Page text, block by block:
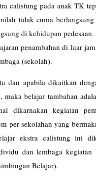
calistung pada anak TK
tidak cuma
di kehidupan
penambahan di luar
(sekolah).
dan apabila dikaitkan
maka belajar tambahan
dikarnakan kegiatan
per sekolahan yang
ekstra calistung ini
dan lembaga kegiatan
Bimbingan